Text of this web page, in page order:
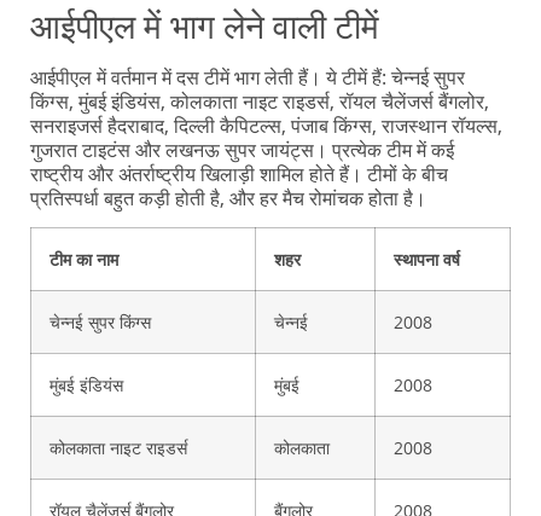
आईपीएल में भाग लेने वाली टीमें
आईपीएल में वर्तमान में दस टीमें भाग लेती हैं। ये टीमें हैं: चेन्नई सुपर
किंग्स, मुंबई इंडियंस, कोलकाता नाइट राइडर्स, रॉयल चैलेंजर्स बैंगलोर,
सनराइजर्स हैदराबाद, दिल्ली कैपिटल्स, पंजाब किंग्स, राजस्थान रॉयल्स,
गुजरात टाइटंस और लखनऊ सुपर जायंट्स। प्रत्येक टीम में कई
राष्ट्रीय और अंतर्राष्ट्रीय खिलाड़ी शामिल होते हैं। टीमों के बीच
प्रतिस्पर्धा बहुत कड़ी होती है, और हर मैच रोमांचक होता है।
टीम का नाम शहर स्थापना वर्ष
चेन्नई सुपर किंग्स चेन्नई 2008
मुंबई इंडियंस मुंबई 2008
कोलकाता नाइट राइडर्स कोलकाता 2008
रॉयल चैलेंजर्स बैंगलोर बैंगलोर 2008